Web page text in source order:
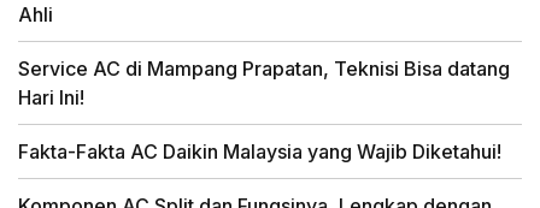
Ahli
Service AC di Mampang Prapatan, Teknisi Bisa datang
Hari Ini!
Fakta-Fakta AC Daikin Malaysia yang Wajib Diketahui!